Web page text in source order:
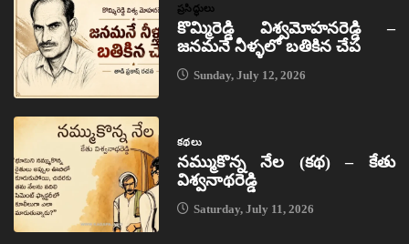
ప్రసిద్ధులు
కొమ్మిరెడ్డి విశ్వమోహనరెడ్డి –
జనమనే నీళ్ళలో బతికిన చేప
Sunday, July 12, 2026
కథలు
నమ్ముకొన్న నేల (కథ) – కేతు
విశ్వనాథరెడ్డి
Saturday, July 11, 2026